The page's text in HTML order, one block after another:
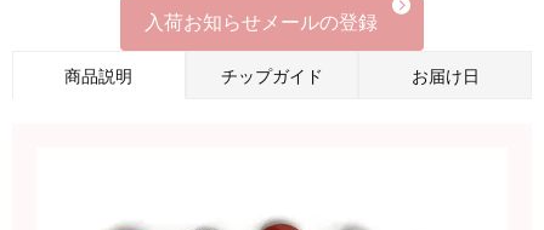
入荷お知らせメールの登録
商品説明 チップガイド お届け日